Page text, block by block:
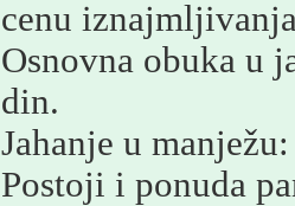
cenu
Osnovna obuka u
din.
Jahanje u
Postoji i ponuda